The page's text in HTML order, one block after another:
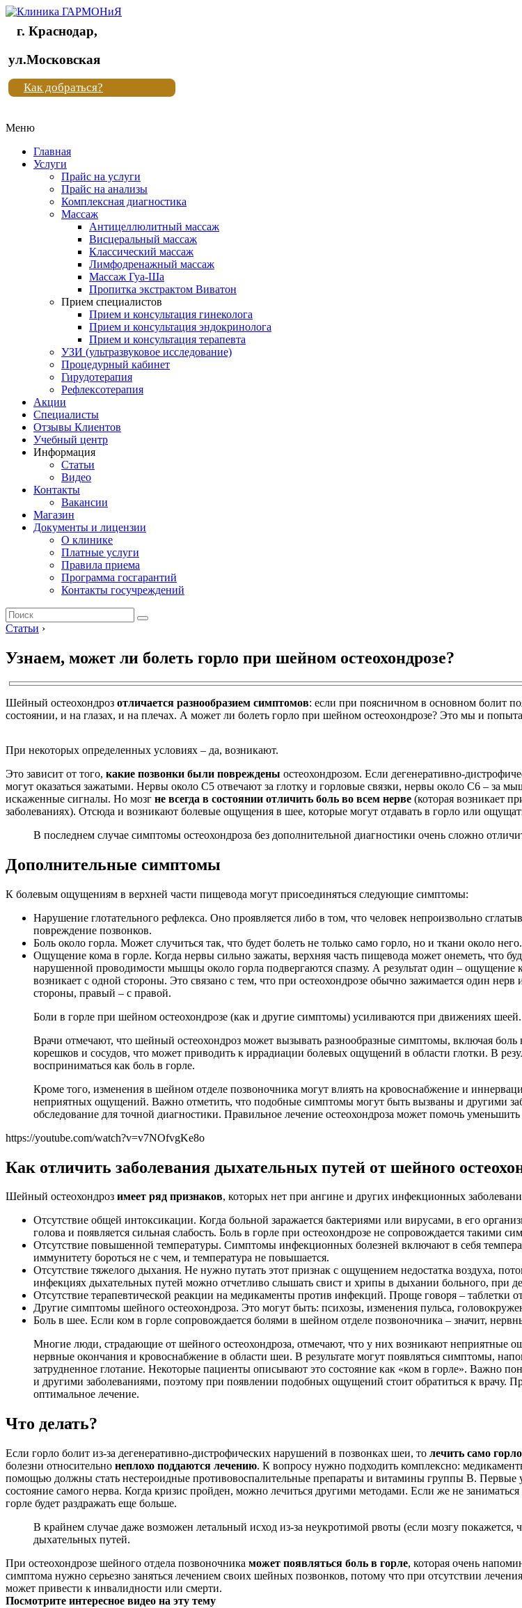
Клиника
"Новая
жизнь"
Клиника
жизнь"
г. Краснодар,
ул.Московская
Как добраться?
Меню
Главная
Услуги
Прайс на услуги
Прайс на анализы
Комплексная диагностика
Массаж
Антицеллюлитный массаж
Висцеральный массаж
Классический массаж
Лимфодренажный массаж
Массаж Гуа-Ша
Пропитка экстрактом Виватон
Прием специалистов
Прием и консультация гинеколога
Прием и консультация эндокринолога
Прием и консультация терапевта
УЗИ (ультразвуковое исследование)
Процедурный кабинет
Гирудотерапия
Рефлексотерапия
Акции
Специалисты
Отзывы Клиентов
Учебный центр
Информация
Статьи
Видео
Контакты
Вакансии
Магазин
Документы и лицензии
О клинике
Платные услуги
Правила приема
Программа госгарантий
Контакты госучреждений
Статьи ›
Узнаем, может ли болеть горло при шейном остеохондрозе?
Шейный остеохондроз отличается разнообразием симптомов: если при поясничном в основном болит
состоянии, и на глазах, и на плечах. А может ли болеть горло при шейном остеохондрозе? Это мы и
При некоторых определенных условиях – да, возникают.
Это зависит от того, какие позвонки были повреждены остеохондрозом. Если дегенеративно-
могут оказаться зажатыми. Нервы около С5 отвечают за глотку и горловые связки, нервы около С6 – за
искаженные сигналы. Но мозг не всегда в состоянии отличить боль во всем нерве (которая возникает
заболеваниях). Отсюда и возникают болевые ощущения в шее, которые могут отдавать в горло или
В последнем случае симптомы остеохондроза без дополнительной диагностики очень сложно
Дополнительные симптомы
К болевым ощущениям в верхней части пищевода могут присоединяться следующие симптомы:
Нарушение глотательного рефлекса. Оно проявляется либо в том, что человек непроизвольно
повреждение позвонков.
Боль около горла. Может случиться так, что будет болеть не только само горло, но и ткани около
Ощущение кома в горле. Когда нервы сильно зажаты, верхняя часть пищевода может онеметь, что
нарушенной проводимости мышцы около горла подвергаются спазму. А результат один – ощущение
возникает с одной стороны. Это связано с тем, что при остеохондрозе обычно зажимается один
стороны, правый – с правой.
Боли в горле при шейном остеохондрозе (как и другие симптомы) усиливаются при движениях шеей.
Врачи отмечают, что шейный остеохондроз может вызывать разнообразные симптомы, включая боль
корешков и сосудов, что может приводить к иррадиации болевых ощущений в области глотки. В
восприниматься как боль в горле.
Кроме того, изменения в шейном отделе позвоночника могут влиять на кровоснабжение и
неприятных ощущений. Важно отметить, что подобные симптомы могут быть вызваны и другими
обследование для точной диагностики. Правильное лечение остеохондроза может помочь
https://youtube.com/watch?v=v7NOfvgKe8o
Как отличить заболевания дыхательных путей от шейного
Шейный остеохондроз имеет ряд признаков, которых нет при ангине и других инфекционных
Отсутствие общей интоксикации. Когда больной заражается бактериями или вирусами, в его
голова и появляется сильная слабость. Боль в горле при остеохондрозе не сопровождается такими
Отсутствие повышенной температуры. Симптомы инфекционных болезней включают в себя
иммунитету бороться не с чем, и температура не повышается.
Отсутствие тяжелого дыхания. Не нужно путать этот признак с ощущением недостатка воздуха,
инфекциях дыхательных путей можно отчетливо слышать свист и хрипы в дыхании больного, при
Отсутствие терапевтической реакции на медикаменты против инфекций. Проще говоря – таблетки
Другие симптомы шейного остеохондроза. Это могут быть: психозы, изменения пульса,
Боль в шее. Если ком в горле сопровождается болями в шейном отделе позвоночника – значит,
Многие люди, страдающие от шейного остеохондроза, отмечают, что у них возникают неприятные
нервные окончания и кровоснабжение в области шеи. В результате могут появляться симптомы,
затрудненное глотание. Некоторые пациенты описывают это состояние как «ком в горле». Важно
и другими заболеваниями, поэтому при появлении подобных ощущений стоит обратиться к врачу.
оптимальное лечение.
Что делать?
Если горло болит из-за дегенеративно-дистрофических нарушений в позвонках шеи, то лечить само
болезни относительно неплохо поддаются лечению. К вопросу нужно подходить комплексно:
помощью должны стать нестероидные противовоспалительные препараты и витамины группы В. Первые
состояние самого нерва. Когда кризис пройден, можно лечиться другими методами. Если же не
горле будет раздражать еще больше.
В крайнем случае даже возможен летальный исход из-за неукротимой рвоты (если мозгу
дыхательных путей.
При остеохондрозе шейного отдела позвоночника может появляться боль в горле, которая очень
симптома нужно серьезно заняться лечением своих шейных позвонков, потому что при отсутствии
может привести к инвалидности или смерти.
Посмотрите интересное видео на эту тему